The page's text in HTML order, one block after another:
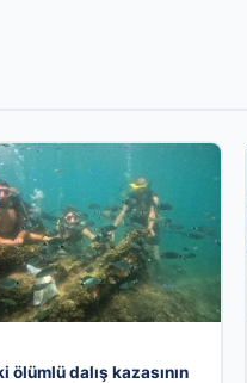
ölümlü dalış kazasının